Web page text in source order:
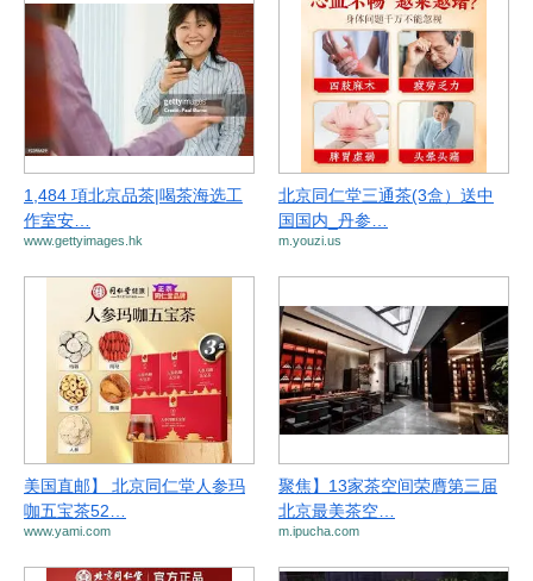
1,484 項北京品茶|喝茶海选工
作室安…
www.gettyimages.hk
北京同仁堂三通茶(3盒）送中
国国内_丹参…
m.youzi.us
美国直邮】 北京同仁堂人参玛
咖五宝茶52…
www.yami.com
聚焦】13家茶空间荣膺第三届
北京最美茶空…
m.ipucha.com